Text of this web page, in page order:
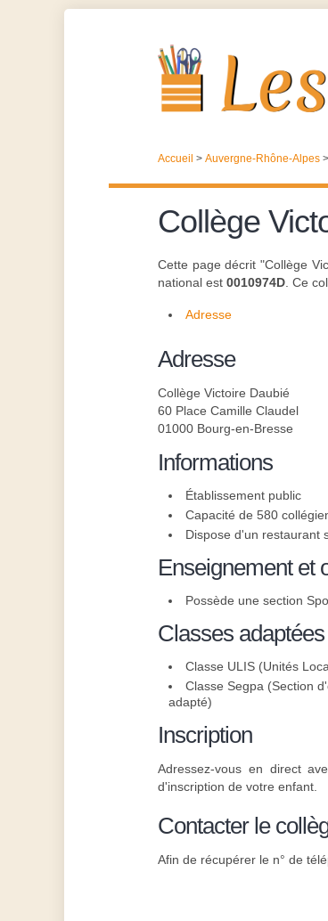
Accueil > Auvergne-Rhône-Alpes >
Collège
Cette page décrit "Collège
national est 0010974D . Ce
Adresse
Adresse
Collège Victoire Daubié
60 Place Camille Claudel
01000 Bourg-en-Bresse
Informations
Établissement public
Capacité de 580
Dispose d'un restaurant
Enseignement et
Possède une section
Classes adaptées
Classe ULIS (Unités
Classe Segpa (Section
adapté)
Inscription
Adressez-vous en direct
d'inscription de votre enfant.
Contacter le
Afin de récupérer le n° de